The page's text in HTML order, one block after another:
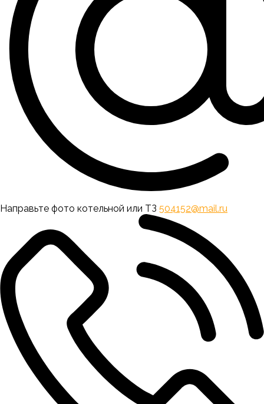
Направьте фото котельной или ТЗ 504152@mail.ru